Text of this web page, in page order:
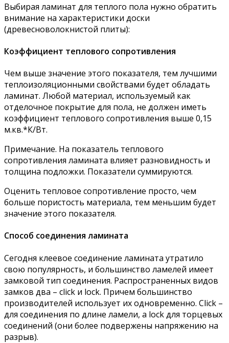
Выбирая ламинат для теплого пола нужно обратить
внимание на характеристики доски
(древесноволокнистой плиты):
Коэффициент теплового сопротивления
Чем выше значение этого показателя, тем лучшими
теплоизоляционными свойствами будет обладать
ламинат. Любой материал, используемый как
отделочное покрытие для пола, не должен иметь
коэффициент теплового сопротивления выше 0,15
м.кв.*К/Вт.
Примечание. На показатель теплового
сопротивления ламината влияет разновидность и
толщина подложки. Показатели суммируются.
Оценить тепловое сопротивление просто, чем
больше пористость материала, тем меньшим будет
значение этого показателя.
Способ соединения ламината
Сегодня клеевое соединение ламината утратило
свою популярность, и большинство ламелей имеет
замковой тип соединения. Распространенных видов
замков два – click и lock. Причем большинство
производителей использует их одновременно. Click –
для соединения по длине ламели, а lock для торцевых
соединений (они более подвержены напряжению на
разрыв).